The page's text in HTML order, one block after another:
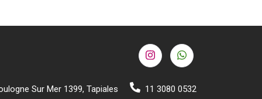
Sur Mer 1399, Tapiales 11 3080 0532